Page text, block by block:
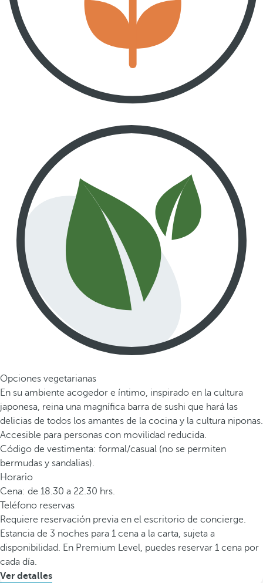
Opciones vegetarianas
En su ambiente acogedor e íntimo, inspirado en la cultura
japonesa, reina una magnífica barra de sushi que hará las
delicias de todos los amantes de la cocina y la cultura niponas.
Accesible para personas con movilidad reducida.
Código de vestimenta: formal/casual (no se permiten
bermudas y sandalias).
Horario
Cena: de 18.30 a 22.30 hrs.
Teléfono reservas
Requiere reservación previa en el escritorio de concierge.
Estancia de 3 noches para 1 cena a la carta, sujeta a
disponibilidad. En Premium Level, puedes reservar 1 cena por
cada día.
Ver detalles